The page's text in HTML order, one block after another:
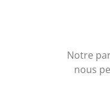
Notre
nous